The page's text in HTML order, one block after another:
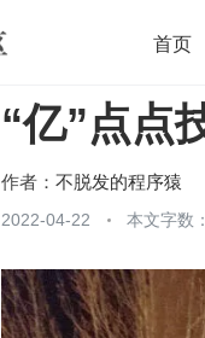
首页
开源 架构
“亿”点点
作者： 不脱发的程序猿
2022-04-22 本文字数